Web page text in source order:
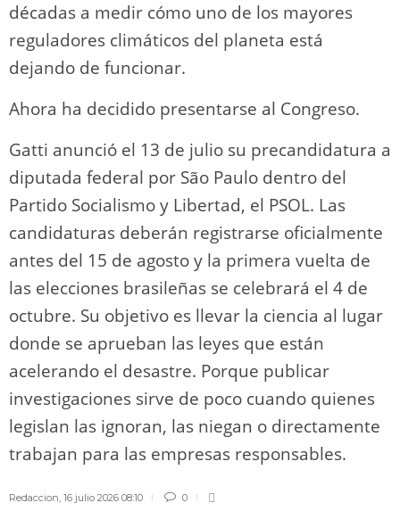
décadas a medir cómo uno de los mayores
reguladores climáticos del planeta está
dejando de funcionar.
Ahora ha decidido presentarse al Congreso.
Gatti anunció el 13 de julio su precandidatura a
diputada federal por São Paulo dentro del
Partido Socialismo y Libertad, el PSOL. Las
candidaturas deberán registrarse oficialmente
antes del 15 de agosto y la primera vuelta de
las elecciones brasileñas se celebrará el 4 de
octubre. Su objetivo es llevar la ciencia al lugar
donde se aprueban las leyes que están
acelerando el desastre. Porque publicar
investigaciones sirve de poco cuando quienes
legislan las ignoran, las niegan o directamente
trabajan para las empresas responsables.
Redaccion, 16 julio 2026 08:10 0